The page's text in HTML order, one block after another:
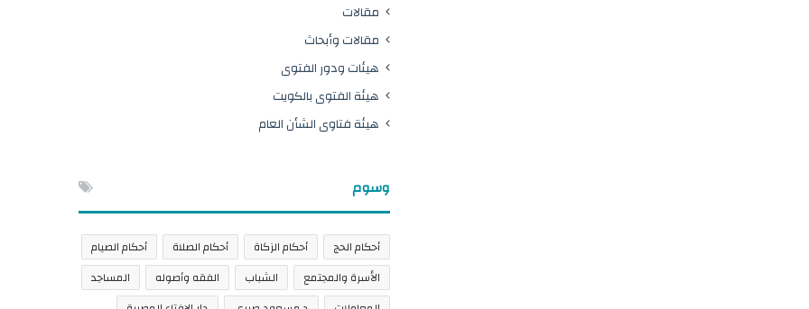
مقالات
مقالات وأبحاث
هيئات ودور الفتوى
هيئة الفتوى بالكويت
هيئة فتاوى الشأن العام
وسوم
أحكام الحج أحكام الزكاة أحكام الصلاة
أحكام الصيام
الأسرة والمجتمع
الشباب الفقه وأصوله
المساجد